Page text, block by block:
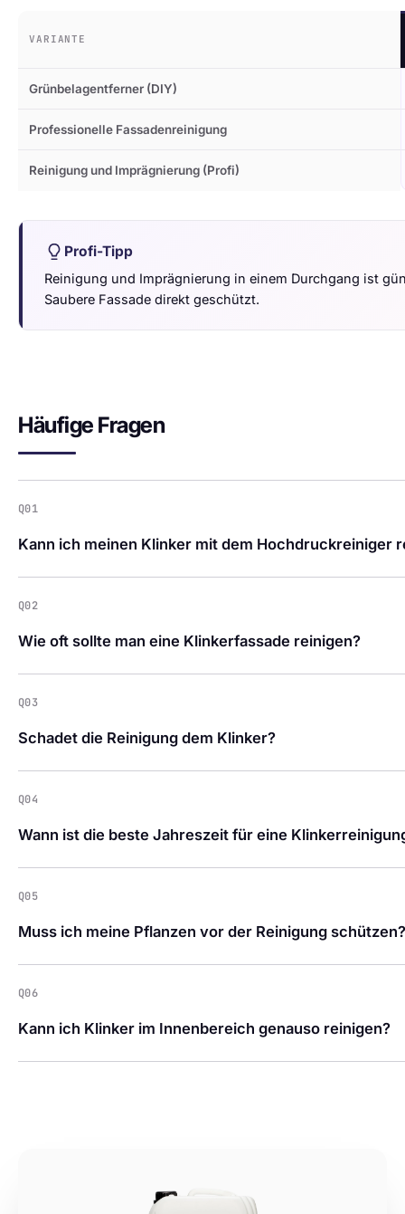
VARIANTE
Grünbelagentferner (DIY)
Professionelle Fassadenreinigung
Reinigung und Imprägnierung (Profi)
Profi-Tipp
Reinigung und Imprägnierung in einem Durchgang ist
Saubere Fassade direkt geschützt.
Häufige Fragen
Q01
Kann ich meinen Klinker mit dem Hochdruckreiniger
Q02
Wie oft sollte man eine Klinkerfassade reinigen?
Q03
Schadet die Reinigung dem Klinker?
Q04
Wann ist die beste Jahreszeit für eine
Q05
Muss ich meine Pflanzen vor der Reinigung schützen?
Q06
Kann ich Klinker im Innenbereich genauso reinigen?